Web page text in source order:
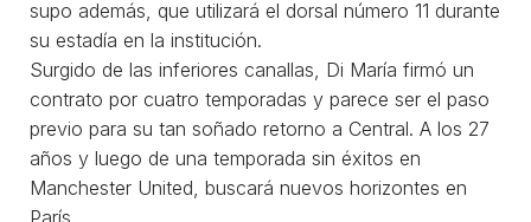
supo además, que utilizará el dorsal número 11 durante
su estadía en la institución.
Surgido de las inferiores canallas, Di María firmó un
contrato por cuatro temporadas y parece ser el paso
previo para su tan soñado retorno a Central. A los 27
años y luego de una temporada sin éxitos en
Manchester United, buscará nuevos horizontes en
París.